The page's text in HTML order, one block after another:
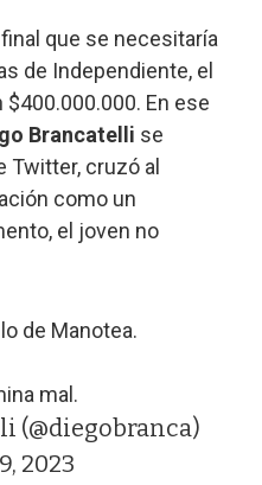
que se necesitaría
de Independiente, el
En ese
Brancatelli se
Twitter, cruzó al
como un
el joven no
de Manotea.
mal.
(@diegobranca)
2023